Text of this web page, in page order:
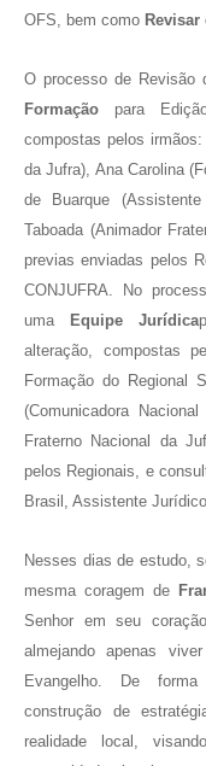
OFS, bem como Revisar
O processo de Revisão
Formação para
compostas pelos irmãos:
da Jufra), Ana Carolina
de Buarque
Taboada (Animador
previas enviadas pelos
CONJUFRA. No
uma
Equipe Jurídica
alteração, compostas
Formação do Regional
(Comunicadora
Fraterno Nacional da
pelos Regionais, e
Brasil, Assistente
Nesses dias de estudo,
mesma coragem de
Senhor em seu
almejando apenas
Evangelho. De
construção de
realidade local,